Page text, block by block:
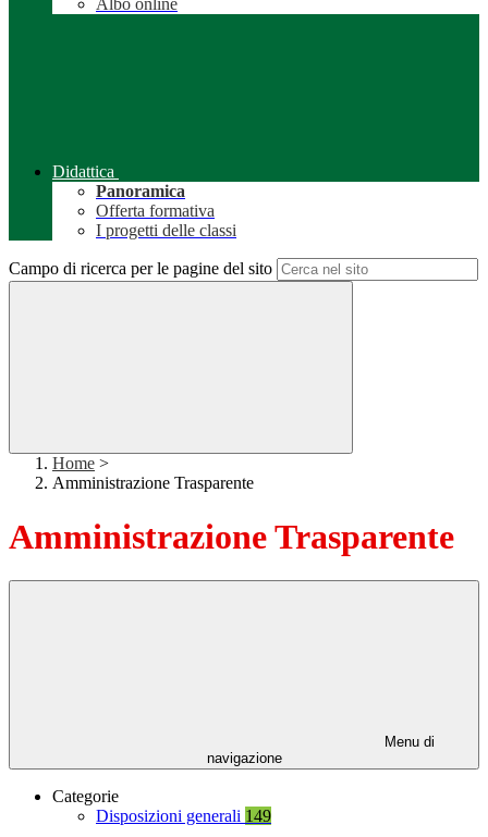
Albo online
Didattica
Panoramica
Offerta formativa
I progetti delle classi
Campo di ricerca per le pagine del sito
Home >
Amministrazione Trasparente
Amministrazione Trasparente
Menu di
navigazione
Categorie
Disposizioni generali 149